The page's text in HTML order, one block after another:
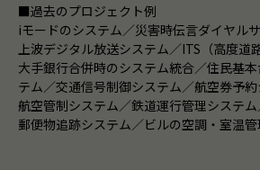
■過去のプロジェクト例
iモードのシステム／災害時伝言ダイヤル
上波デジタル放送システム／ITS（高度道
大手銀行合併時のシステム統合／住民基
テム／交通信号制御システム／航空券予
航空管制システム／鉄道運行管理システ
郵便物追跡システム／ビルの空調・室温